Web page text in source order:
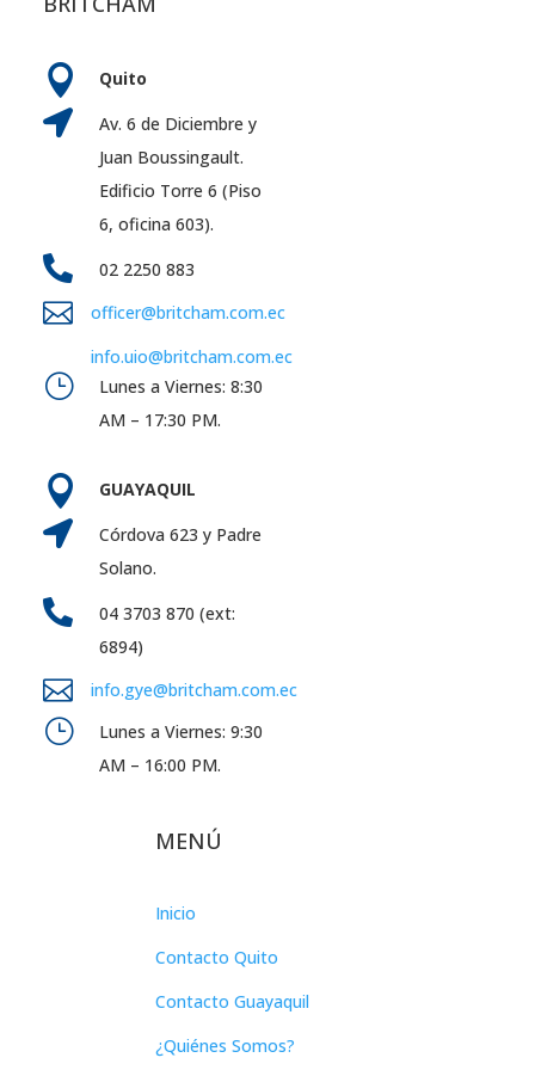
 Quito

Av. 6 de Diciembre y
Juan Boussingault.
Edificio Torre 6 (Piso
6, oficina 603).
 02 2250 883

officer@britcham.com.ec
info.uio@britcham.com.ec
}
Lunes a Viernes: 8:30
AM – 17:30 PM.
 GUAYAQUIL

Córdova 623 y Padre
Solano.

04 3703 870 (ext:
6894)
 info.gye@britcham.com.ec
}
Lunes a Viernes: 9:30
AM – 16:00 PM.
MENÚ
Inicio
Contacto Quito
Contacto Guayaquil
¿Quiénes Somos?